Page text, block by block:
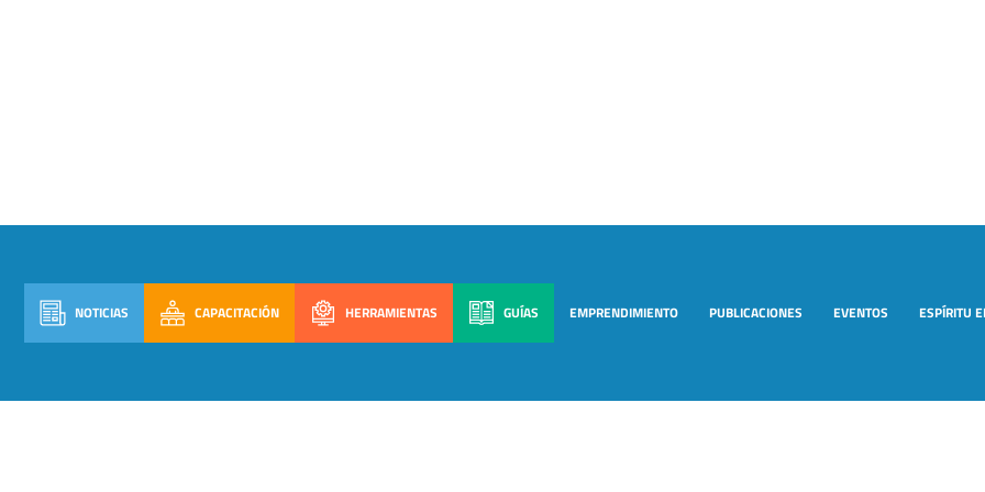
NOTICIAS CAPACITACIÓN HERRAMIENTAS GUÍAS EMPRENDIMIENTO PUBLICACIONES EVENTOS ESPÍRITU